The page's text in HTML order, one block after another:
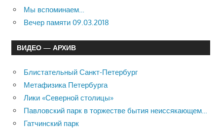
Мы вспоминаем…
Вечер памяти 09.03.2018
ВИДЕО — АРХИВ
Блистательный Санкт-Петербург
Метафизика Петербурга
Лики «Северной столицы»
Павловский парк в торжестве бытия неиссякающем…
Гатчинский парк